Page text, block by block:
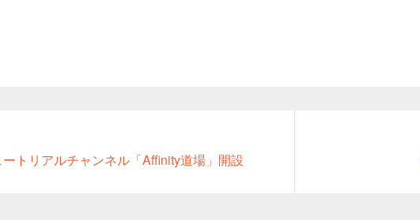
トリアルチャンネル「Affinity道場」開設